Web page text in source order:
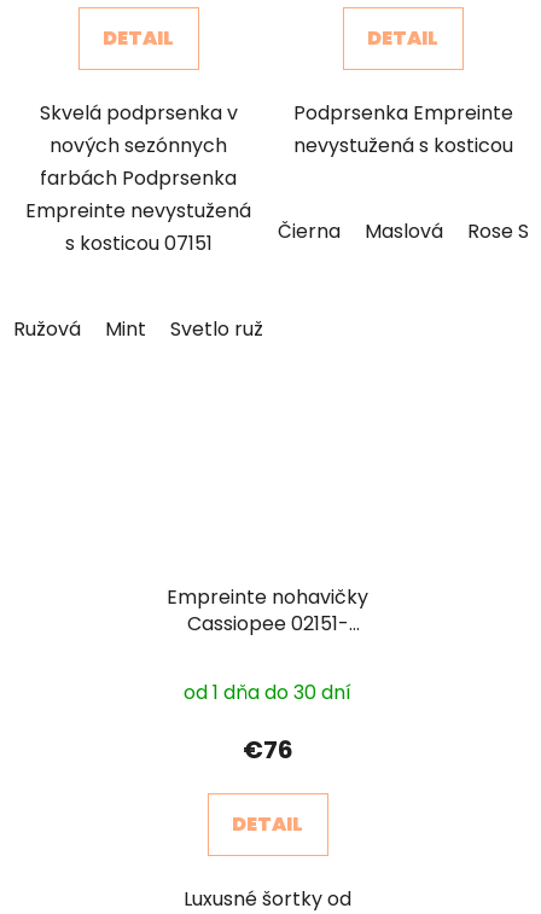
5,0
z
hviezdičiek.
DETAIL
Skvelá podprsenka v
nových sezónnych
farbách Podprsenka
Empreinte nevystužená
s kosticou 07151
Ružová Mint Svetlo ružová
DETAIL
Podprsenka Empreinte
nevystužená s kosticou
Čierna Maslová Rose
Empreinte nohavičky
Cassiopee 02151-
od 1 dňa do 30 dní
€76
DETAIL
Luxusné šortky od